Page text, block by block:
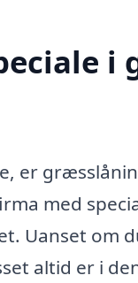
i
er
med
Uanset om
altid er i